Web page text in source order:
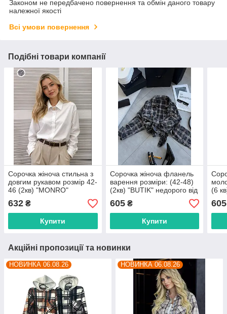
Законом не передбачено повернення та обмін даного товару
належної якості
Всі умови повернення
Подібні товари компанії
Сорочка жіноча стильна з
довгим рукавом розмір 42-
46 (2кв) "MONRO"
недорого від прямого
постачальника
632 ₴
Купити
Сорочка жіноча фланель
варення розміри: (42-48)
(2кв) "BUTIK" недорого від
прямого постачальника
605₴
Купити
(6
605
Акційні пропозиції та новинки
НОВИНКА 06.08.26 НОВИНКА 06.08.26